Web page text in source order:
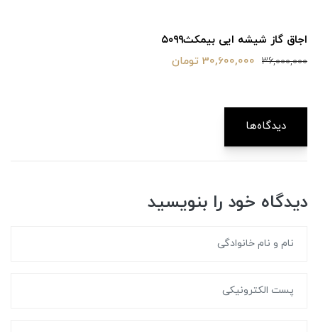
اجاق گاز شیشه ایی بیمکث۵۰۹۹
36,000,000 30,600,000 تومان
دیدگاه‌ها
دیدگاه خود را بنویسید